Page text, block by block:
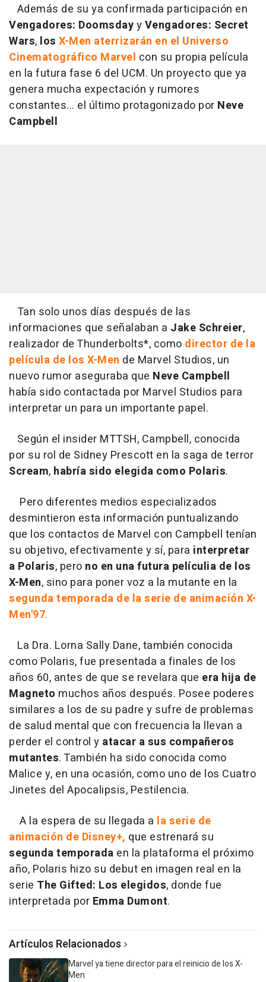
Además de su ya confirmada participación en
Vengadores: DoomsdayyVengadores: Secret
Wars, los X-Men aterrizarán en el Universo
Cinematográfico Marvel con su propia película
en la futura fase 6 del UCM. Un proyecto que ya
genera mucha expectación y rumores
constantes... el último protagonizado por Neve
Campbell
Tan solo unos días después de las
informaciones que señalaban a Jake Schreier,
realizador de Thunderbolts*, como director de la
película de los X-Men de Marvel Studios, un
nuevo rumor aseguraba que Neve Campbell
había sido contactada por Marvel Studios para
interpretar un para un importante papel.
Según el insider MTTSH, Campbell, conocida
por su rol de Sidney Prescott en la saga de terror
Scream, habría sido elegida como Polaris.
Pero diferentes medios especializados
desmintieron esta información puntualizando
que los contactos de Marvel con Campbell tenían
su objetivo, efectivamente y sí, para interpretar
a Polaris, pero no en una futura películia de los
X-Men, sino para poner voz a la mutante en la
segunda temporada de la serie de animación X-
Men'97.
La Dra. Lorna Sally Dane, también conocida
como Polaris, fue presentada a finales de los
años 60, antes de que se revelara que era hija de
Magneto muchos años después. Posee poderes
similares a los de su padre y sufre de problemas
de salud mental que con frecuencia la llevan a
perder el control y atacar a sus compañeros
mutantes. También ha sido conocida como
Malice y, en una ocasión, como uno de los Cuatro
Jinetes del Apocalipsis, Pestilencia.
A la espera de su llegada a la serie de
animación de Disney+, que estrenará su
segunda temporada en la plataforma el próximo
año, Polaris hizo su debut en imagen real en la
serie The Gifted: Los elegidos, donde fue
interpretada por Emma Dumont.
Artículos Relacionados
Marvel ya tiene director para el reinicio de los X-
Men